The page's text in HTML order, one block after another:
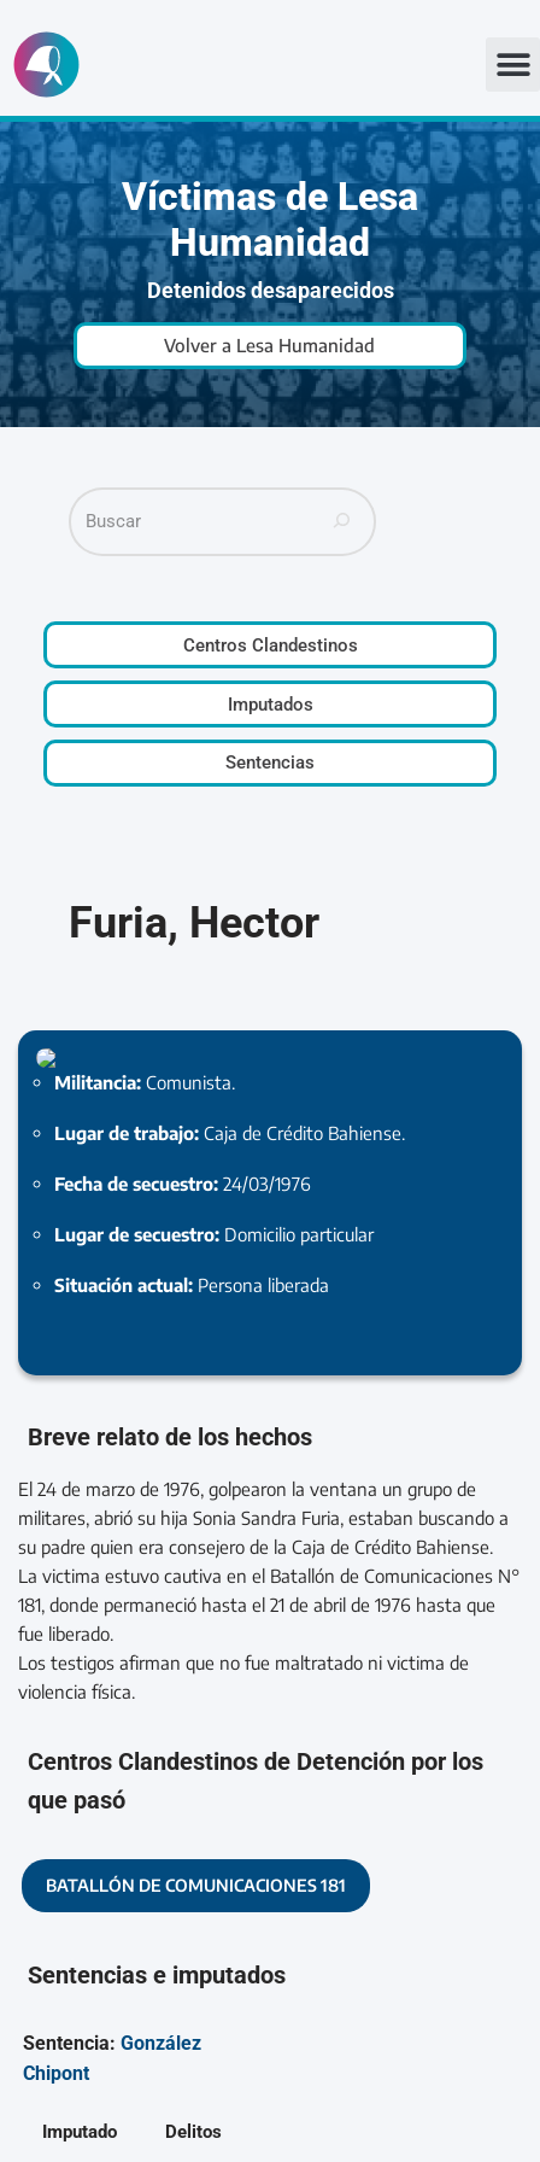
Ir
al
contenido
Víctimas de Lesa
Humanidad
Detenidos desaparecidos
Volver a Lesa Humanidad
Centros Clandestinos
Imputados
Sentencias
Furia, Hector
Militancia: Comunista.
Lugar de trabajo: Caja de Crédito Bahiense.
Fecha de secuestro: 24/03/1976
Lugar de secuestro: Domicilio particular
Situación actual: Persona liberada
Breve relato de los hechos
El 24 de marzo de 1976, golpearon la ventana un grupo de
militares, abrió su hija Sonia Sandra Furia, estaban buscando a
su padre quien era consejero de la Caja de Crédito Bahiense.
La victima estuvo cautiva en el Batallón de Comunicaciones N°
181, donde permaneció hasta el 21 de abril de 1976 hasta que
fue liberado.
Los testigos afirman que no fue maltratado ni victima de
violencia física.
Centros Clandestinos de Detención por los
que pasó
BATALLÓN DE COMUNICACIONES 181
Sentencias e imputados
Sentencia:González
Chipont
Imputado Delitos